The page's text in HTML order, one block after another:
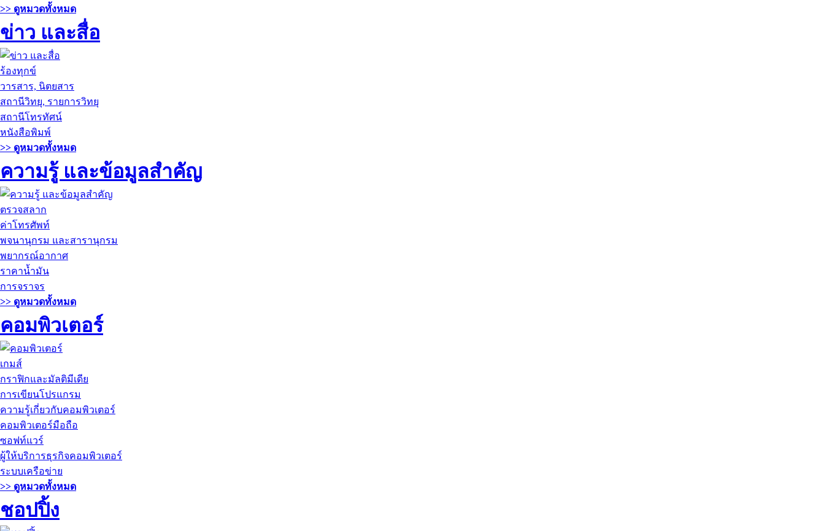
>> ดูหมวดทั้งหมด
ข่าว และสื่อ
ร้องทุกข์
วารสาร, นิตยสาร
สถานีวิทยุ, รายการวิทยุ
สถานีโทรทัศน์
หนังสือพิมพ์
>> ดูหมวดทั้งหมด
ความรู้ และข้อมูลสำคัญ
ตรวจสลาก
ค่าโทรศัพท์
พจนานุกรม และสารานุกรม
พยากรณ์อากาศ
ราคาน้ำมัน
การจราจร
>> ดูหมวดทั้งหมด
คอมพิวเตอร์
เกมส์
กราฟิกและมัลติมีเดีย
การเขียนโปรแกรม
ความรู้เกี่ยวกับคอมพิวเตอร์
คอมพิวเตอร์มือถือ
ซอฟท์แวร์
ผู้ให้บริการธุรกิจคอมพิวเตอร์
ระบบเครือข่าย
>> ดูหมวดทั้งหมด
ชอปปิ้ง